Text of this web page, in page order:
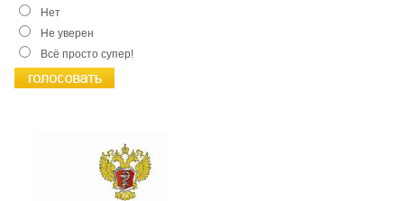
Нет
Не уверен
Всё просто супер!